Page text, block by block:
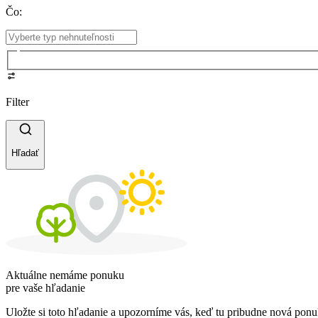
Čo:
Filter
Hľadať
Aktuálne nemáme ponuku
pre vaše hľadanie
Uložte si toto hľadanie a upozorníme vás, keď tu pribudne nová